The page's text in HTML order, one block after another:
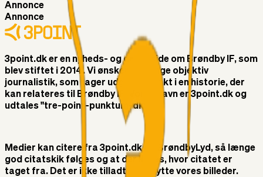
Annonce
Annonce
3point.dk er en nyheds- og debatside om Brøndby IF, som
blev stiftet i 2014. Vi ønsker at bringe objektiv
journalistik, som tager udgangspunkt i en historie, der
kan relateres til Brøndby IF. Vores navn er 3point.dk og
udtales "tre-point-punktum-dk"
Medier kan citere fra 3point.dk og BrøndbyLyd, så længe
god citatskik følges og at der linkes, hvor citatet er
taget fra. Det er ikke tilladt at benytte vores billeder.